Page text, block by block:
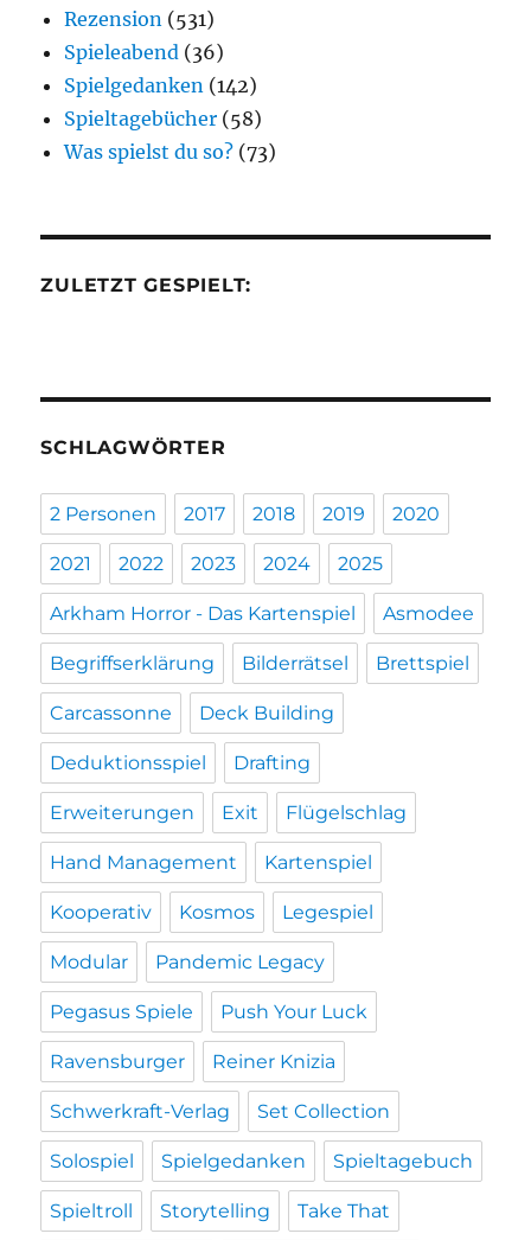
Rezension (531)
Spieleabend (36)
Spielgedanken (142)
Spieltagebücher (58)
Was spielst du so? (73)
ZULETZT GESPIELT:
SCHLAGWÖRTER
2 Personen 2017 2018 2019 2020
2021 2022 2023 2024 2025
Arkham Horror - Das Kartenspiel Asmodee
Begriffserklärung Bilderrätsel Brettspiel
Carcassonne Deck Building
Deduktionsspiel Drafting
Erweiterungen Exit Flügelschlag
Hand Management Kartenspiel
Kooperativ Kosmos Legespiel
Modular Pandemic Legacy
Pegasus Spiele Push Your Luck
Ravensburger Reiner Knizia
Schwerkraft-Verlag Set Collection
Solospiel Spielgedanken Spieltagebuch
Spieltroll Storytelling Take That